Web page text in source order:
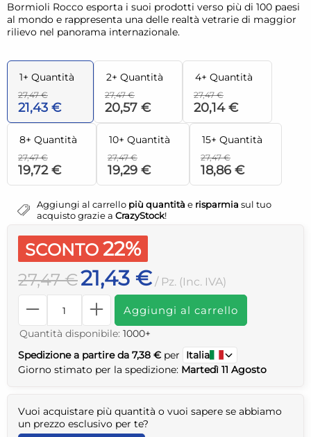
Bormioli Rocco esporta i suoi prodotti verso più di 100 paesi
al mondo e rappresenta una delle realtà vetrarie di maggior
rilievo nel panorama internazionale.
1+ Quantità
27,47 €
21,43 €
2+ Quantità
27,47 €
20,57 €
4+ Quantità
27,47 €
20,14 €
8+ Quantità
27,47 €
19,72 €
10+ Quantità
27,47 €
19,29 €
15+ Quantità
27,47 €
18,86 €
Aggiungi al carrello più quantità e risparmia sul tuo
acquisto grazie a CrazyStock!
SCONTO 22%
27,47 €21,43 € / Pz. (Inc. IVA)
Aggiungi al carrello
Quantità disponibile: 1000+
Spedizione a partire da 7,38 € per
Italia
Giorno stimato per la spedizione: Martedì 11 Agosto
Vuoi acquistare più quantità o vuoi sapere se abbiamo
un prezzo esclusivo per te?